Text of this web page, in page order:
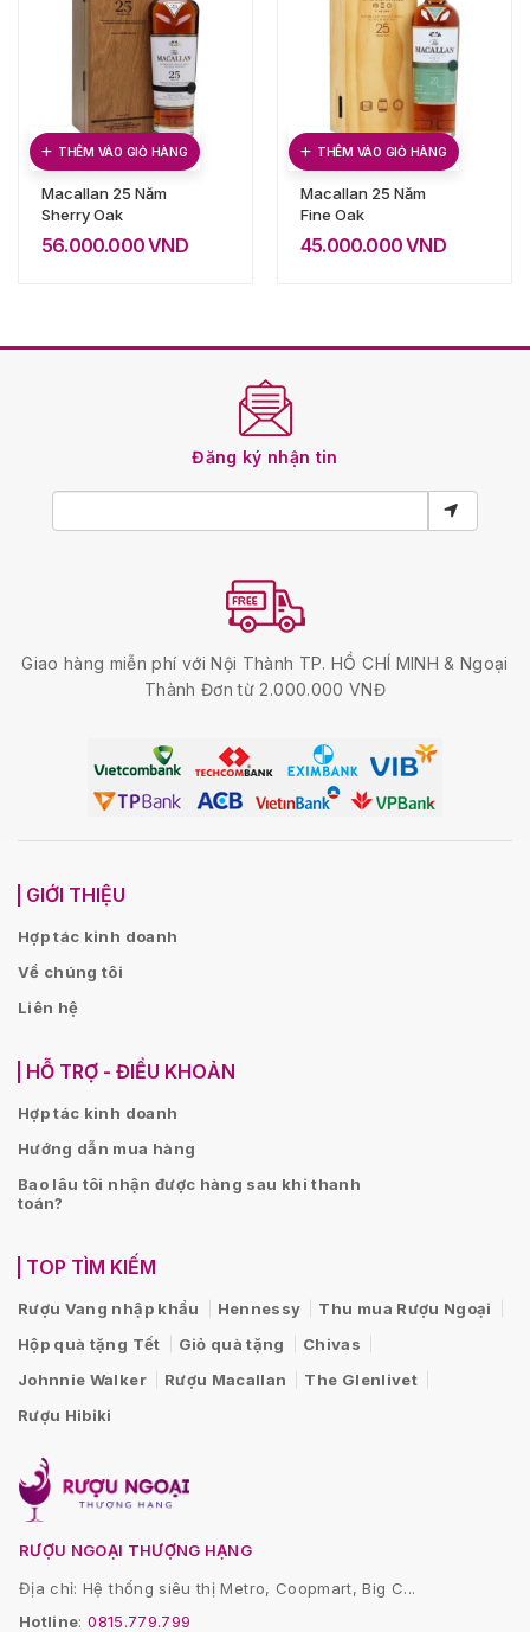
THÊM VÀO GIỎ HÀNG
Macallan 25 Năm
Sherry Oak
56.000.000VND
THÊM VÀO GIỎ HÀNG
Macallan 25 Năm
Fine Oak
45.000.000VND
Đăng ký nhận tin
Giao hàng miễn phí với Nội Thành TP. HỒ CHÍ MINH & Ngoại
Thành Đơn từ 2.000.000 VNĐ
GIỚI THIỆU
Hợp tác kinh doanh
Về chúng tôi
Liên hệ
HỖ TRỢ - ĐIỀU KHOẢN
Hợp tác kinh doanh
Hướng dẫn mua hàng
Bao lâu tôi nhận được hàng sau khi thanh
toán?
TOP TÌM KIẾM
Rượu Vang nhập khẩu Hennessy
Thu mua Rượu Ngoại
Hộp quà tặng Tết
Giỏ quà tặng
Chivas
Johnnie Walker
Rượu Macallan
The Glenlivet
Rượu Hibiki
RƯỢU NGOẠI THƯỢNG HẠNG
Địa chỉ: Hệ thống siêu thị Metro, Coopmart, Big C...
Hotline:0815.779.799